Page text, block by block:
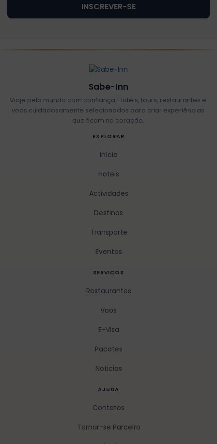
INSCREVER-SE
Sabe-Inn
Viaje pelo mundo com confiança. Hotéis, tours, restaurantes e
voos cuidadosamente selecionados para criar experiências
que ficam no coração.
EXPLORAR
Início
Hoteis
Actividades
Destinos
Transporte
Eventos
SERVICOS
Restaurantes
Voos
E-Visa
Pacotes
Noticias
AJUDA
Contatos
Tornar-se Parceiro